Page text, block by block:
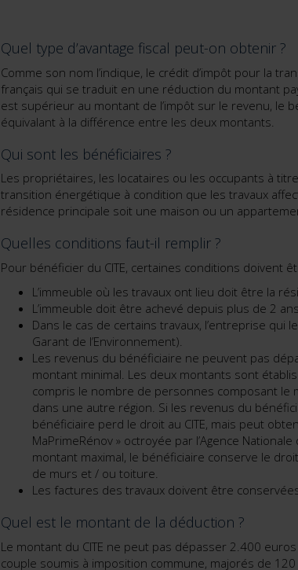
Quel type d’avantage fiscal peut-on obtenir ?
Comme son nom l’indique, le crédit d’impôt pour la
français qui se traduit en une réduction du montant
est supérieur au montant de l’impôt sur le revenu, le
équivalant à la différence entre les deux montants.
Qui sont les bénéficiaires ?
Les propriétaires, les locataires ou les occupants à
transition énergétique à condition que les travaux
résidence principale soit une maison ou un
Quelles conditions faut-il remplir ?
Pour bénéficier du CITE, certaines conditions doivent
L’immeuble où les travaux ont lieu doit être la
L’immeuble doit être achevé depuis plus de 2
Dans le cas de certains travaux, l’entreprise qui
Garant de l’Environnement).
Les revenus du bénéficiaire ne peuvent pas
montant minimal. Les deux montants sont
compris le nombre de personnes composant le
dans une autre région. Si les revenus du
bénéficiaire perd le droit au CITE, mais peut
MaPrimeRénov » octroyée par l’Agence
montant maximal, le bénéficiaire conserve le
de murs et / ou toiture.
Les factures des travaux doivent être
Quel est le montant de la déduction ?
Le montant du CITE ne peut pas dépasser 2.400
couple soumis à imposition commune, majorés de